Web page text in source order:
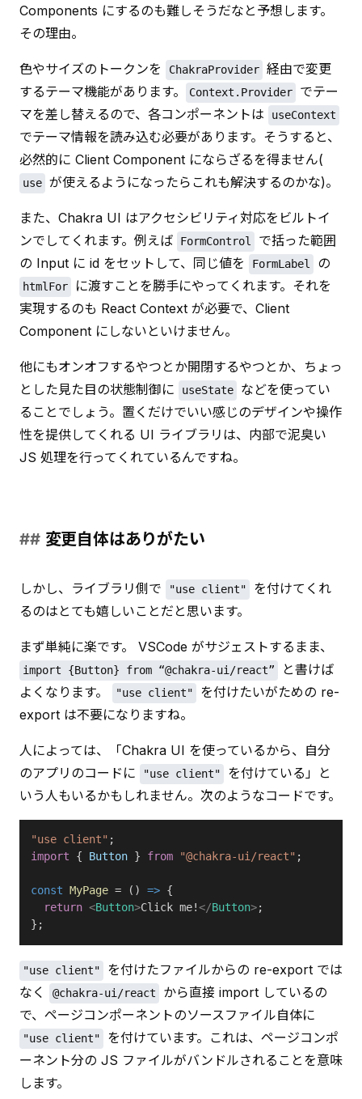
Components にするのも難しそうだなと予想します。
その理由。
色やサイズのトークンを ChakraProvider 経由で変更
するテーマ機能があります。
Context.Provider
でテー
マを差し替えるので、各コンポーネントは
useContext
でテーマ情報を読み込む必要があります。そうすると、
必然的に Client Component にならざるを得ません(
use が使えるようになったらこれも解決するのかな)。
また、Chakra UI はアクセシビリティ対応をビルトイ
ンでしてくれます。例えば
FormControl
で括った範囲
の Input に id をセットして、同じ値を
FormLabel の
htmlFor
に渡すことを勝手にやってくれます。それを
実現するのも React Context が必要で、Client
Component にしないといけません。
他にもオンオフするやつとか開閉するやつとか、ちょっ
とした見た目の状態制御に
useState
などを使ってい
ることでしょう。置くだけでいい感じのデザインや操作
性を提供してくれる UI ライブラリは、内部で泥臭い
JS 処理を行ってくれているんですね。
変更自体はありがたい
しかし、ライブラリ側で "use client"
を付けてくれ
るのはとても嬉しいことだと思います。
まず単純に楽です。 VSCode がサジェストするまま、
import {Button} from “@chakra-ui/react”
と書けば
よくなります。
"use client"
を付けたいがための re-
export は不要になりますね。
人によっては、「Chakra UI を使っているから、自分
のアプリのコードに
"use client"
を付けている」と
いう人もいるかもしれません。次のようなコードです。
"use client" ;
import { Button } from "@chakra-ui/react" ;
const MyPage = () => {
  return
<Button>Click me!</Button>;
};
"use client"
を付けたファイルからの re-export では
なく
@chakra-ui/react
から直接 import しているの
で、ページコンポーネントのソースファイル自体に
"use client"
を付けています。これは、ページコンポ
ーネント分の JS ファイルがバンドルされることを意味
します。